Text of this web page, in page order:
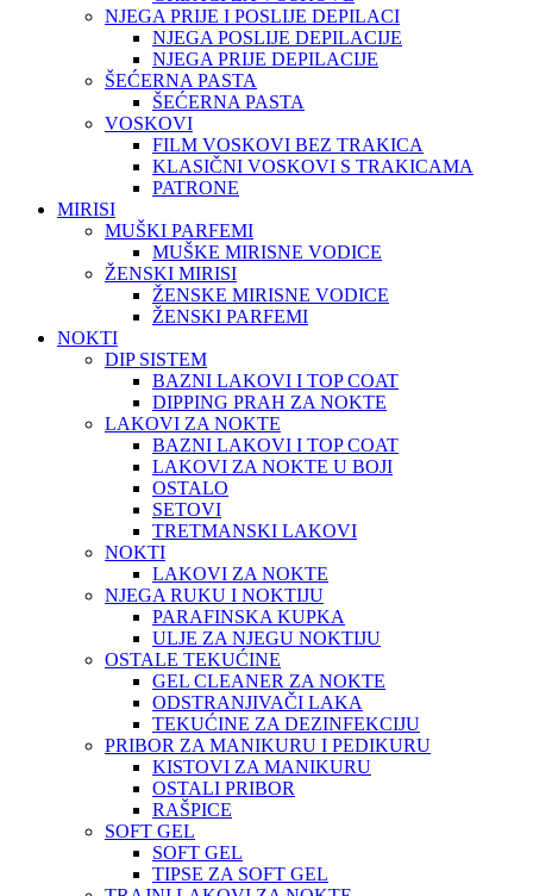
NJEGA PRIJE I POSLIJE DEPILACI
NJEGA POSLIJE DEPILACIJE
NJEGA PRIJE DEPILACIJE
ŠEĆERNA PASTA
ŠEĆERNA PASTA
VOSKOVI
FILM VOSKOVI BEZ TRAKICA
KLASIČNI VOSKOVI S TRAKICAMA
PATRONE
MIRISI
MUŠKI PARFEMI
MUŠKE MIRISNE VODICE
ŽENSKI MIRISI
ŽENSKE MIRISNE VODICE
ŽENSKI PARFEMI
NOKTI
DIP SISTEM
BAZNI LAKOVI I TOP COAT
DIPPING PRAH ZA NOKTE
LAKOVI ZA NOKTE
BAZNI LAKOVI I TOP COAT
LAKOVI ZA NOKTE U BOJI
OSTALO
SETOVI
TRETMANSKI LAKOVI
NOKTI
LAKOVI ZA NOKTE
NJEGA RUKU I NOKTIJU
PARAFINSKA KUPKA
ULJE ZA NJEGU NOKTIJU
OSTALE TEKUĆINE
GEL CLEANER ZA NOKTE
ODSTRANJIVAČI LAKA
TEKUĆINE ZA DEZINFEKCIJU
PRIBOR ZA MANIKURU I PEDIKURU
KISTOVI ZA MANIKURU
OSTALI PRIBOR
RAŠPICE
SOFT GEL
SOFT GEL
TIPSE ZA SOFT GEL